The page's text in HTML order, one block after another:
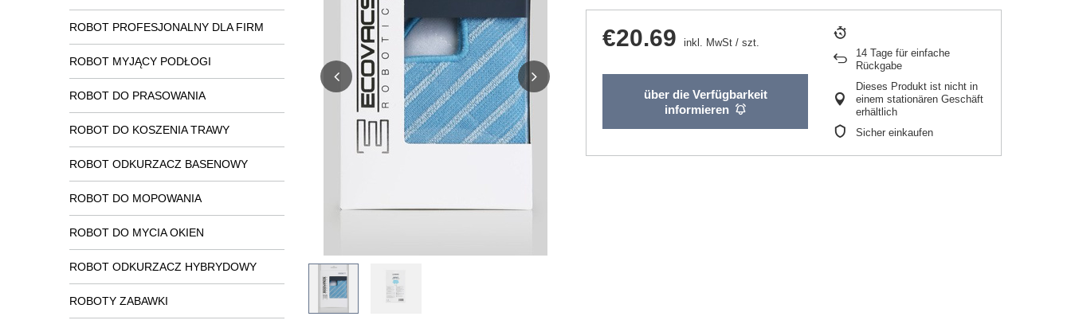
ROBOT PROFESJONALNY DLA FIRM
ROBOT MYJĄCY PODŁOGI
ROBOT DO PRASOWANIA
ROBOT DO KOSZENIA TRAWY
ROBOT ODKURZACZ BASENOWY
ROBOT DO MOPOWANIA
ROBOT DO MYCIA OKIEN
ROBOT ODKURZACZ HYBRYDOWY
ROBOTY ZABAWKI
€20.69 inkl. MwSt / szt.
über die Verfügbarkeit
informieren
14 Tage für einfache
Rückgabe
Dieses Produkt ist nicht in
einem stationären Geschäft
erhältlich
Sicher einkaufen